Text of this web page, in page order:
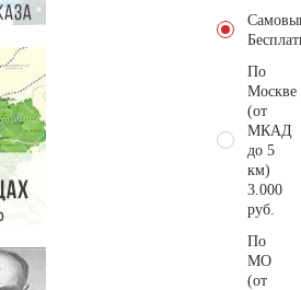
По
Москве
(от
МКАД
до 5
км)
3.000
руб.
По
МО
(от